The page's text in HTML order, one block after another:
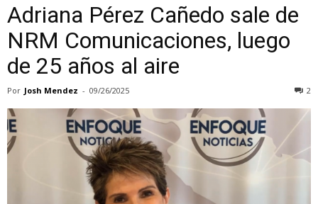
Adriana Pérez Cañedo sale de
NRM Comunicaciones, luego
de 25 años al aire
Por Josh Mendez - 09/26/2025 2